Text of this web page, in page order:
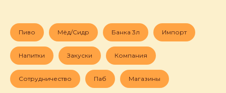
Пиво Мёд/Сидр Банка 3л Импорт
Напитки Закуски Компания
Сотрудничество Паб Магазины